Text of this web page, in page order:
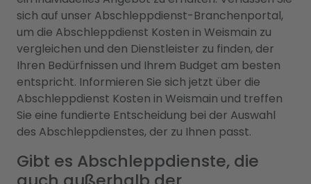
sich auf unser Abschleppdienst-Branchenportal,
um die Abschleppdienst Kosten in Weismain zu
vergleichen und den Dienstleister zu finden, der
Ihren Bedürfnissen und Ihrem Budget am besten
entspricht. Informieren Sie sich jetzt über die
Abschleppdienst Kosten in Weismain und treffen
Sie eine fundierte Entscheidung bei der Auswahl
des Abschleppdienstes, der zu Ihnen passt.
Gibt es Abschleppdienste, die